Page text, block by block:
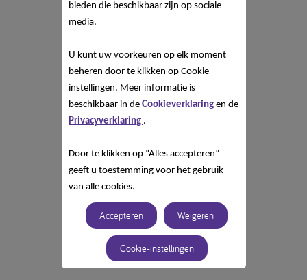
bieden die beschikbaar zijn op sociale
media.
U kunt uw voorkeuren op elk moment
beheren door te klikken op Cookie-
instellingen. Meer informatie is
beschikbaar in de Cookieverklaring en de
Privacyverklaring .
Door te klikken op “Alles accepteren”
geeft u toestemming voor het gebruik
van alle cookies.
Accepteren Weigeren
Cookie-instellingen